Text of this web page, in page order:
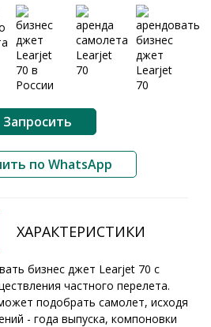
Запросить
по WhatsApp
ХАРАКТЕРИСТИКИ
бизнес джет Learjet 70 с
частного перелета.
подобрать самолет, исходя
- года выпуска, компоновки